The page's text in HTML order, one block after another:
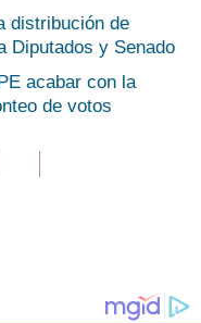
distribución de
Diputados y Senado
acabar con la
de votos